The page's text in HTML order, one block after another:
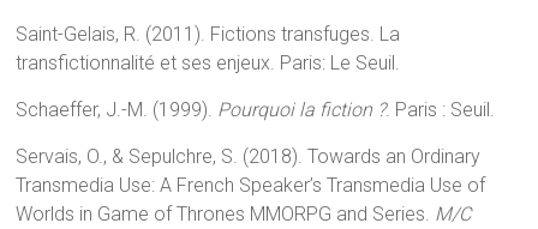
Saint-Gelais, R. (2011). Fictions transfuges. La
transfictionnalité et ses enjeux. Paris: Le Seuil.
Schaeffer, J.-M. (1999). Pourquoi la fiction ?. Paris : Seuil.
Servais, O., & Sepulchre, S. (2018). Towards an Ordinary
Transmedia Use: A French Speaker’s Transmedia Use of
Worlds in Game of Thrones MMORPG and Series. M/C